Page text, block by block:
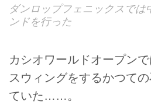
ダンロップフェニックスで
ンドを行った
カシオワールドオープン
スウィングをするかつて
ていた……。